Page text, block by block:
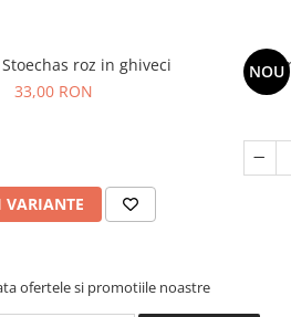
roz in ghiveci
33,00 RON
VARIANTE
NOU
ofertele si promotiile noastre